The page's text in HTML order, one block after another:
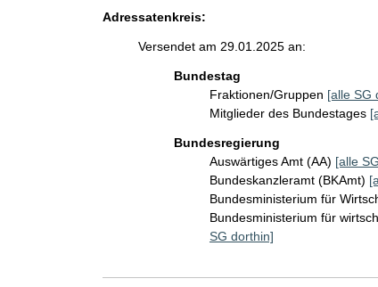
Adressatenkreis:
Versendet am 29.01.2025 an:
Bundestag
Fraktionen/Gruppen [alle SG
Mitglieder des Bundestages
Bundesregierung
Auswärtiges Amt (AA) [alle
Bundeskanzleramt (BKAmt)
Bundesministerium für
Bundesministerium für
SG dorthin]